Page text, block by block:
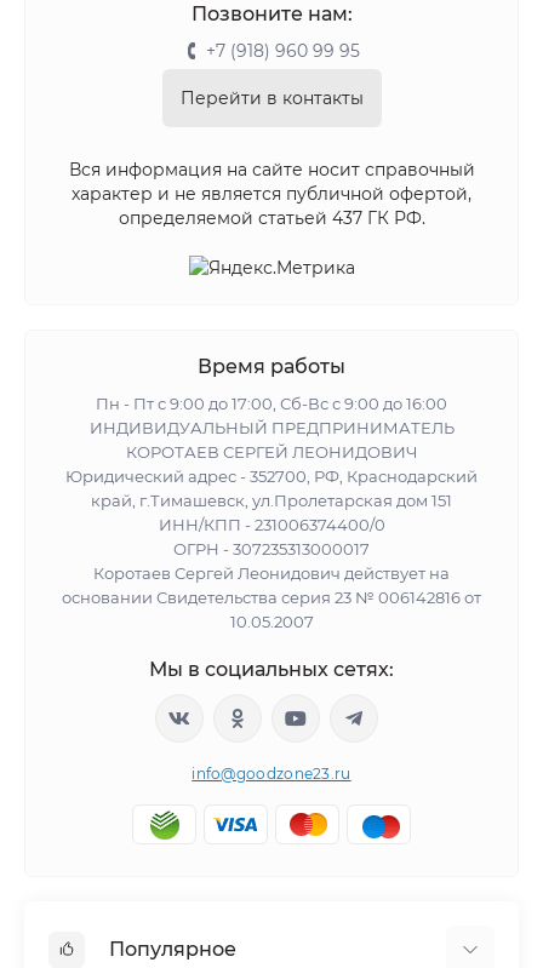
Позвоните нам:
+7 (918) 960 99 95
Перейти в контакты
Вся информация на сайте носит справочный
характер и не является публичной офертой,
определяемой статьей 437 ГК РФ.
Время работы
Пн - Пт с 9:00 до 17:00, Сб-Вс с 9:00 до 16:00
ИНДИВИДУАЛЬНЫЙ ПРЕДПРИНИМАТЕЛЬ
КОРОТАЕВ СЕРГЕЙ ЛЕОНИДОВИЧ
Юридический адрес - 352700, РФ, Краснодарский
край, г.Тимашевск, ул.Пролетарская дом 151
ИНН/КПП - 231006374400/0
ОГРН - 307235313000017
Коротаев Сергей Леонидович действует на
основании Свидетельства серия 23 № 006142816 от
10.05.2007
Мы в социальных сетях:
info@goodzone23.ru
Популярное